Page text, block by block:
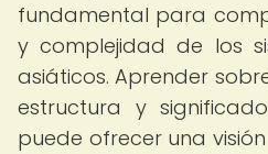
fundamental para
y complejidad de los
asiáticos. Aprender
estructura y
puede ofrecer una